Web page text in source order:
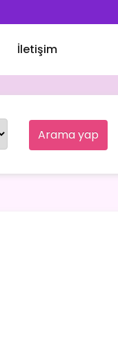
İletişim
Arama yap